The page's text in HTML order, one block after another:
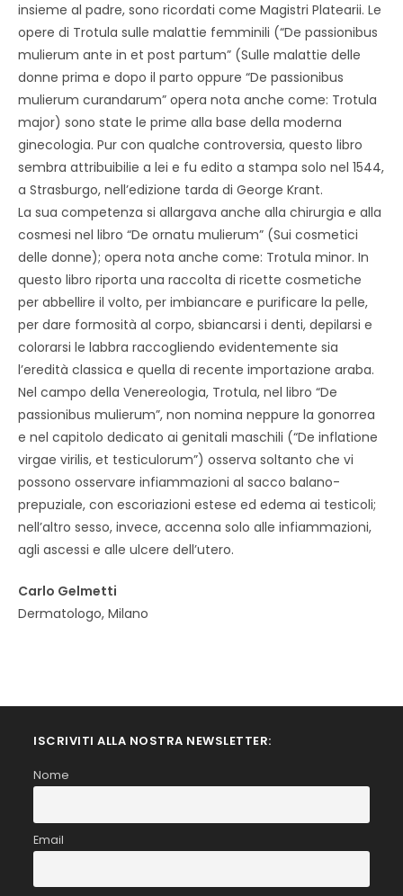
insieme al padre, sono ricordati come Magistri Platearii. Le
opere di Trotula sulle malattie femminili (“De passionibus
mulierum ante in et post partum” (Sulle malattie delle
donne prima e dopo il parto oppure “De passionibus
mulierum curandarum” opera nota anche come: Trotula
major) sono state le prime alla base della moderna
ginecologia. Pur con qualche controversia, questo libro
sembra attribuibilie a lei e fu edito a stampa solo nel 1544,
a Strasburgo, nell’edizione tarda di George Krant.
La sua competenza si allargava anche alla chirurgia e alla
cosmesi nel libro “De ornatu mulierum” (Sui cosmetici
delle donne); opera nota anche come: Trotula minor. In
questo libro riporta una raccolta di ricette cosmetiche
per abbellire il volto, per imbiancare e purificare la pelle,
per dare formosità al corpo, sbiancarsi i denti, depilarsi e
colorarsi le labbra raccogliendo evidentemente sia
l’eredità classica e quella di recente importazione araba.
Nel campo della Venereologia, Trotula, nel libro “De
passionibus mulierum”, non nomina neppure la gonorrea
e nel capitolo dedicato ai genitali maschili (“De inflatione
virgae virilis, et testiculorum”) osserva soltanto che vi
possono osservare infiammazioni al sacco balano-
prepuziale, con escoriazioni estese ed edema ai testicoli;
nell’altro sesso, invece, accenna solo alle infiammazioni,
agli ascessi e alle ulcere dell’utero.
Carlo Gelmetti
Dermatologo, Milano
ISCRIVITI ALLA NOSTRA NEWSLETTER:
Nome
Email